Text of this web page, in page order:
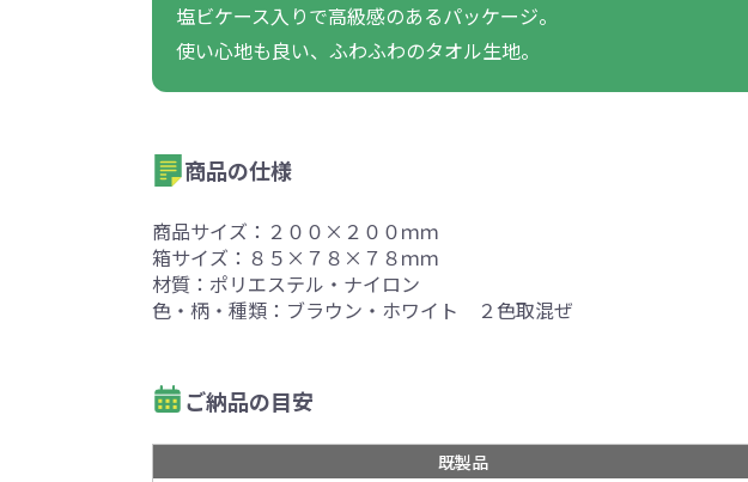
スマホに役立つノベルティグッ
ズ
防犯・防災対策ノベルティ
塩ビケース入りで高級感のあるパッケージ。
使い心地も良い、ふわふわのタオル生地。
商品の仕様
商品サイズ：２００×２００ｍｍ
箱サイズ：８５×７８×７８ｍｍ
材質：ポリエステル・ナイロン
色・柄・種類：ブラウン・ホワイト ２色取混ぜ
ご納品の目安
既製品